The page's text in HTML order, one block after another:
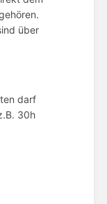
über
darf
30h